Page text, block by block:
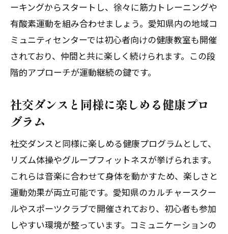
ーキングからスタートし、徐々に筋力トレーニングや
有酸素運動を組み合わせましょう。愛知県内の地域コ
ミュニティセンターでは初心者向けの健康教室も開催
されており、仲間と共に楽しく続けられます。この段
階的アプローチが運動継続の鍵です。
社交ダンスと同様に楽しめる健康プロ
グラム
社交ダンスと同様に楽しめる健康プログラムとして、
リズム体操やグループフィットネスが挙げられます。
これらは音楽に合わせて身体を動かすため、楽しさと
運動効果が両立可能です。愛知県のカルチャースクー
ルやスポーツクラブで開催されており、初心者も参加
しやすい環境が整っています。コミュニケーションの